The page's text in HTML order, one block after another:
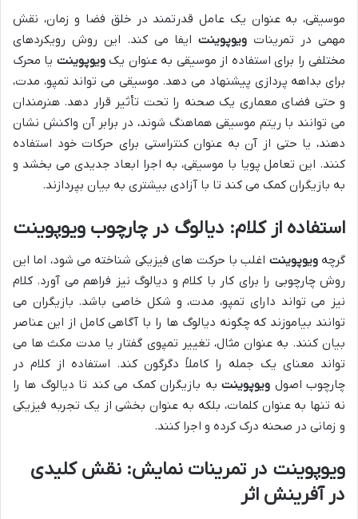
موسیقی، به عنوان یک عامل قدرتمند در خلق فضا و زمان، نقش
مهمی در تمرینات ویوپوینتایفا می کند. این روش رویکردهای
مختلفی را برای استفاده از موسیقی به عنوان یکویوپوینت یا محرک
برای بداهه پردازی پیشنهاد می دهد. موسیقی می تواند تمپو، مدت،
و حتی فضای معماری یک صحنه را تحت تأثیر قرار دهد. هنرمندان
می توانند با ریتم موسیقی هماهنگ شوند، در برابر آن واکنش نشان
دهند، یا حتی از آن به عنوان کنتراستی برای حرکات خود استفاده
کنند. این تعامل پویا با موسیقی، به اجرا ابعاد جدیدی می بخشد و
به بازیگران کمک می کند تا با آزادی بیشتری به بیان بپردازند.
استفاده از کلام: دیالوگ در چارچوب ویوپوینت
گرچهویوپوینت اغلب با حرکت های فیزیکی شناخته می شود، اما این
روش چارچوبی را برای کار با کلام و دیالوگ نیز فراهم می آورد. کلام
نیز می تواند دارای تمپو، مدت، و شکل خاصی باشد. بازیگران می
توانند بیاموزند که چگونه دیالوگ ها را با آگاهی کامل از این عناصر
بیان کنند. به عنوان مثال، تغییر تمپوی گفتار یا مدت مکث ها می
تواند معنای یک جمله را کاملاً دگرگون کند. استفاده از کلام در
چارچوب اصول ویوپوینتبه بازیگران کمک می کند تا دیالوگ ها را
نه تنها به عنوان کلمات، بلکه به عنوان بخشی از یک تجربه فیزیکی
و زمانی در صحنه درک کرده و اجرا کنند.
ویوپوینت در تمرینات نمایش: نقش کلیدی
در آفرینش اثر